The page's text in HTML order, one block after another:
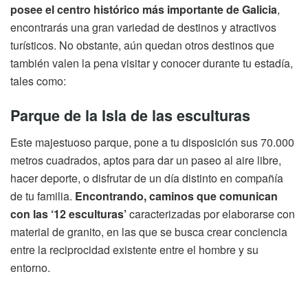
posee el centro histórico más importante de Galicia,
encontrarás una gran variedad de destinos y atractivos
turísticos. No obstante, aún quedan otros destinos que
también valen la pena visitar y conocer durante tu estadía,
tales como:
Parque de la Isla de las esculturas
Este majestuoso parque, pone a tu disposición sus 70.000
metros cuadrados, aptos para dar un paseo al aire libre,
hacer deporte, o disfrutar de un día distinto en compañía
de tu familia. Encontrando, caminos que comunican
con las ‘12 esculturas’caracterizadas por elaborarse con
material de granito, en las que se busca crear conciencia
entre la reciprocidad existente entre el hombre y su
entorno.